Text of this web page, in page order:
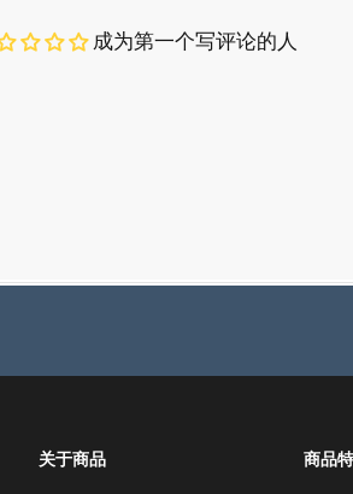
成为第一个写评论的人
关于商品 商品